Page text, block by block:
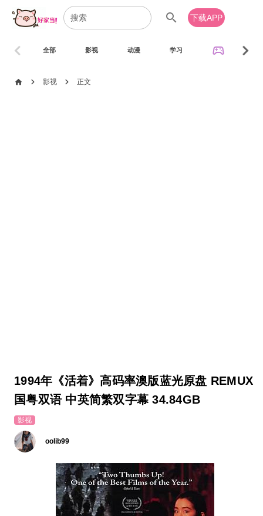
search 下载APP
全部 影视 动漫 学习 sports_esports
chevron_left chevron_right
home chevron_right 影视 chevron_right 正文
1994年《活着》高码率澳版蓝光原盘 REMUX
国粤双语 中英简繁双字幕 34.84GB
影视
oolib99